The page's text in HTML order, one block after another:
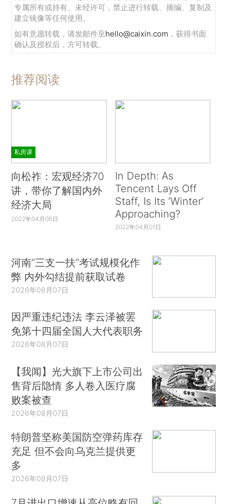
专属所有或持有。未经许可，禁止进行转载、摘编、复制及
建立镜像等任何使用。
如有意愿转载，请发邮件至hello@caixin.com ，获得书面
确认及授权后，方可转载。
推荐阅读
私房课
向松祚：宏观经济70
讲，带你了解国内外
经济大局
2022年04月06日
In Depth: As
Tencent Lays Off
Staff, Is Its ‘Winter’
Approaching?
2022年04月01日
河南“三支一扶”考试规模化作
弊 内外勾结提前获取试卷
2026年08月07日
因严重违纪违法 李云泽被罢
免第十四届全国人大代表职务
2026年08月07日
【我闻】光大旗下上市公司出
售背后隐情 多人卷入医疗腐
败案被查
2026年08月07日
特朗普坚称美国防空弹药库存
充足 但不会向乌克兰提供更
多
2026年08月07日